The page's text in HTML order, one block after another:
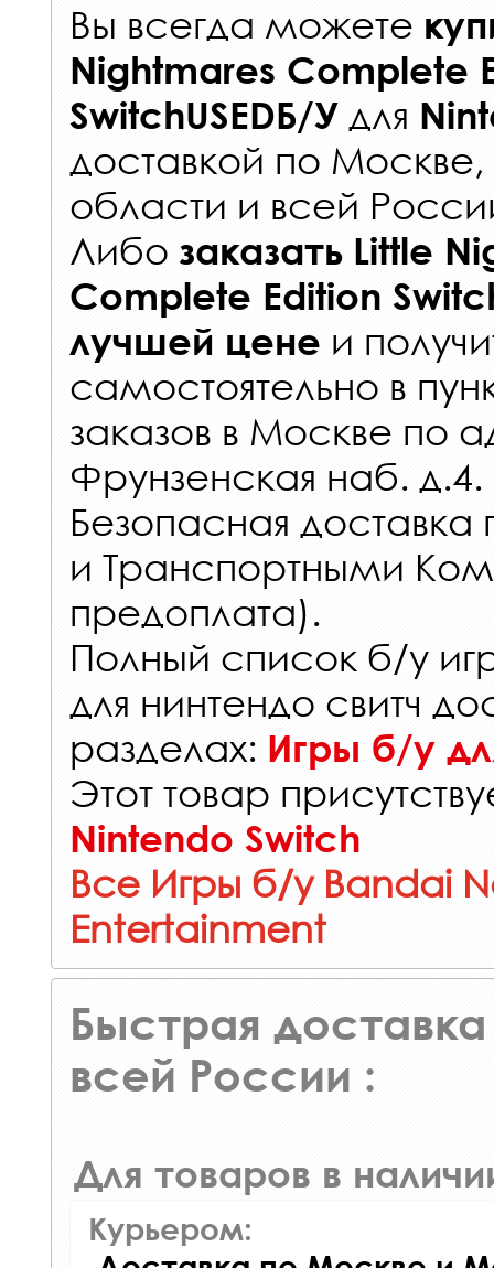
Вы всегда можете
Nightmares Complete
SwitchUSEDБ/У для
доставкой по
области и всей
Либо заказать Little
Complete Edition
лучшей цене и
самостоятельно в
заказов в Москве по
Фрунзенская наб. д.4.
Безопасная
и Транспортными
предоплата).
Полный список б/у
для нинтендо свитч
разделах: Игры б/у
Этот товар
Nintendo Switch
Все Игры б/у Bandai
Entertainment
Быстрая доставка
всей России :
Для товаров в
Курьером: